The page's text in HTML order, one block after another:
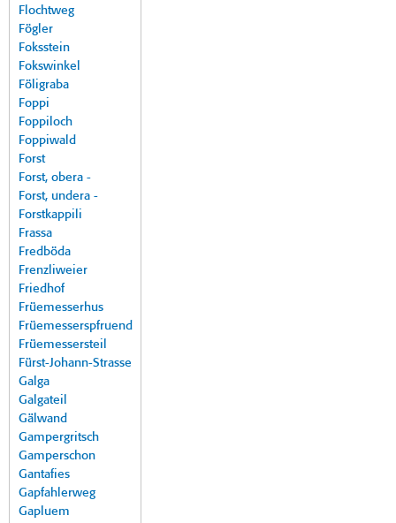
Flochtweg
Fögler
Foksstein
Fokswinkel
Föligraba
Foppi
Foppiloch
Foppiwald
Forst
Forst, obera -
Forst, undera -
Forstkappili
Frassa
Fredböda
Frenzliweier
Friedhof
Früemesserhus
Früemesserspfruend
Früemessersteil
Fürst-Johann-Strasse
Galga
Galgateil
Gälwand
Gampergritsch
Gamperschon
Gantafies
Gapfahlerweg
Gapluem